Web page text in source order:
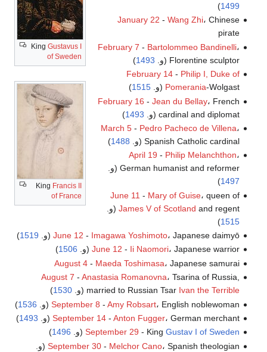
King Gustavus I
of Sweden
King Francis II
of France
1499
)
January 22 - Wang Zhi، Chinese
pirate
February 7 - Bartolommeo Bandinelli،
Florentine sculptor (و.
1493
)
February 14- Philip I, Duke of
Pomerania-Wolgast (و. 1515
)
February 16 - Jean du Bellay، French
cardinal and diplomat (و.
1493
)
March 5- Pedro Pacheco de Villena،
Spanish Catholic cardinal (و.
1488
)
April 19 - Philip Melanchthon،
German humanist and reformer (و.
1497
)
June 11 - Mary of Guise، queen of
James V of Scotland and regent (و.
1515
)
June 12 - Imagawa Yoshimoto، Japanese daimyō (و. 1519
)
June 12 - Ii Naomori، Japanese warrior (و. 1506
)
August 4- Maeda Toshimasa، Japanese samurai
August 7 - Anastasia Romanovna، Tsarina of Russia,
married to Russian Tsar Ivan the Terrible (و.1530
)
September 8 - Amy Robsart، English noblewoman (و. 1536
)
September 14- Anton Fugger، German merchant (و. 1493
)
September 29 - King Gustav I of Sweden (و. 1496
)
September 30- Melchor Cano، Spanish theologian (و.